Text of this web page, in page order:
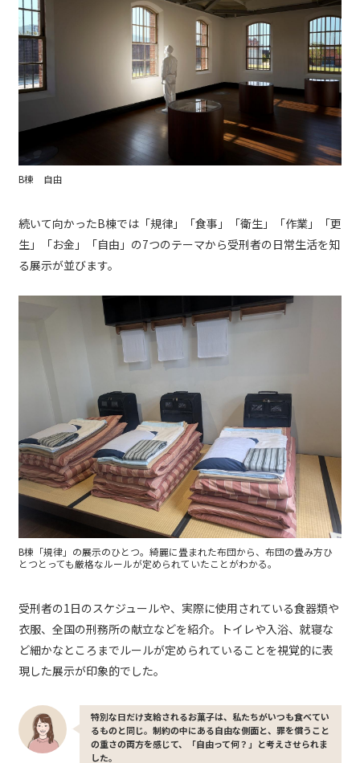
B棟 自由
続いて向かったB棟では「規律」「食事」「衛生」「作業」「更
生」「お金」「自由」の7つのテーマから受刑者の日常生活を知
る展示が並びます。
B棟「規律」の展示のひとつ。綺麗に畳まれた布団から、布団の畳み方ひ
とつとっても厳格なルールが定められていたことがわかる。
受刑者の1日のスケジュールや、実際に使用されている食器類や
衣服、全国の刑務所の献立などを紹介。トイレや入浴、就寝な
ど細かなところまでルールが定められていることを視覚的に表
現した展示が印象的でした。
特別な日だけ支給されるお菓子は、私たちがいつも食べてい
るものと同じ。制約の中にある自由な側面と、罪を償うこと
の重さの両方を感じて、「自由って何？」と考えさせられま
した。